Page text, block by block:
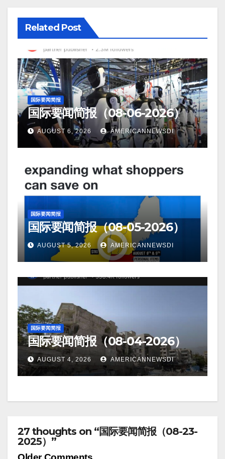
Related Post
国际要闻简报
国际要闻简报（08-06-2026）
AUGUST 6, 2026 AMERICANNEWSDI
国际要闻简报
国际要闻简报（08-05-2026）
AUGUST 5, 2026 AMERICANNEWSDI
国际要闻简报
国际要闻简报（08-04-2026）
AUGUST 4, 2026 AMERICANNEWSDI
27 thoughts on “国际要闻简报（08-23-
2025）”